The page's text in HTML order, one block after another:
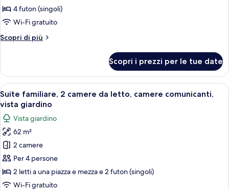
1
camera
letto,
giardino
4 futon (singoli)
Wi-Fi gratuito
Scopri di più
Altri
familiare,
camera
da
balcone,
vista
giardino
Scopri i prezzi per le tue date
Apri
tutte
le
foto
per
Suite
familiare,
2
camere
Una stanza tradizionale giapponese
10
Suite familiare, 2 camere da letto, camere comunicanti,
vista giardino
Vista giardino
62 m²
2 camere
Per 4 persone
2 letti a una piazza e mezza e 2 futon (singoli)
Wi-Fi gratuito